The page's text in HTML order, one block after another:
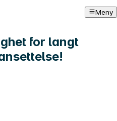
Meny
for langt